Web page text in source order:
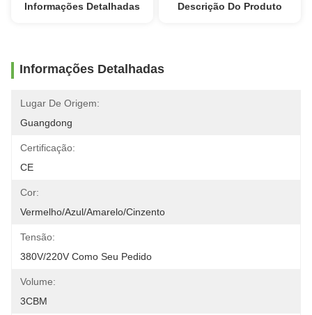
Informações Detalhadas Descrição Do Produto
Informações Detalhadas
Lugar De Origem:
Guangdong
Certificação:
CE
Cor:
Vermelho/azul/amarelo/cinzento
Tensão:
380V/220V Como Seu Pedido
Volume:
3CBM